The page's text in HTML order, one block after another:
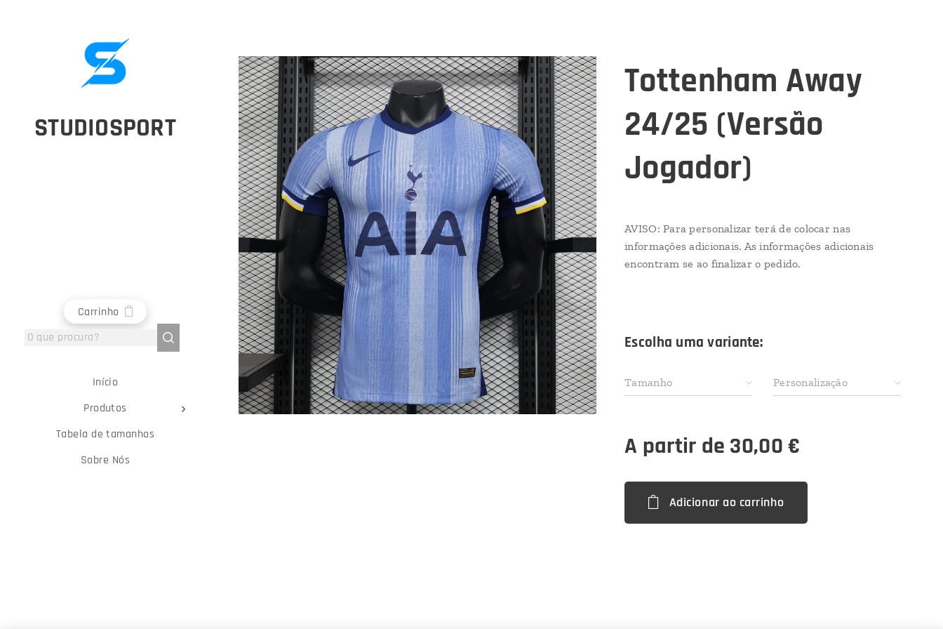
STUDIOSPORT
Carrinho
Início
Produtos
Tabela de tamanhos
Sobre Nós
Tottenham Away
24/25 (Versão
Jogador)
AVISO: Para personalizar terá de colocar nas
informações adicionais. As informações adicionais
encontram se ao finalizar o pedido.
Escolha uma variante:
Tamanho Personalização
A partir de 30,00€
Adicionar ao carrinho